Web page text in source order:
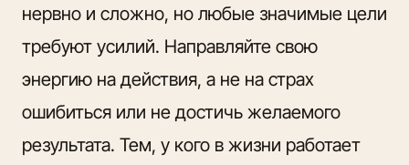
нервно и сложно, но любые значимые цели
требуют усилий. Направляйте свою
энергию на действия, а не на страх
ошибиться или не достичь желаемого
результата. Тем, у кого в жизни работает